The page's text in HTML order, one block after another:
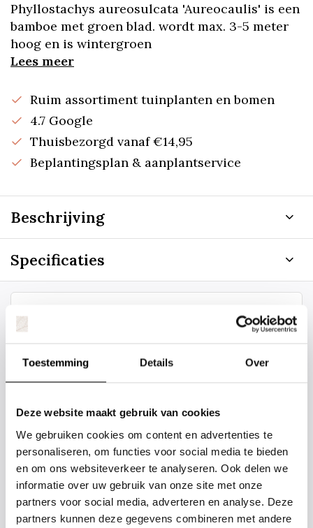
Toestemming Details Over
Deze website maakt gebruik van cookies
We gebruiken cookies om content en advertenties te
personaliseren, om functies voor social media te bieden
en om ons websiteverkeer te analyseren. Ook delen we
informatie over uw gebruik van onze site met onze
partners voor social media, adverteren en analyse. Deze
partners kunnen deze gegevens combineren met andere
Phyllostachys aureosulcata 'Aureocaulis' is een
bamboe met groen blad. wordt max. 3-5 meter
hoog en is wintergroen
Lees meer
Ruim assortiment tuinplanten en bomen
4.7 Google
Thuisbezorgd vanaf €14,95
Beplantingsplan & aanplantservice
Beschrijving
Specificaties
Staat uw plantsoort of maat er niet
tussen? Laat het ons weten, dan
gaan we voor u kijken. Stuur ons
de plantnaam, hoogte, stamdikte en
boom er ongeveer eruit ziet? We
kunnen u een foto sturen.
info@tuinplantenbezorgd.nl
06 45 601 508 (tijdelijk niet bereikbaar)